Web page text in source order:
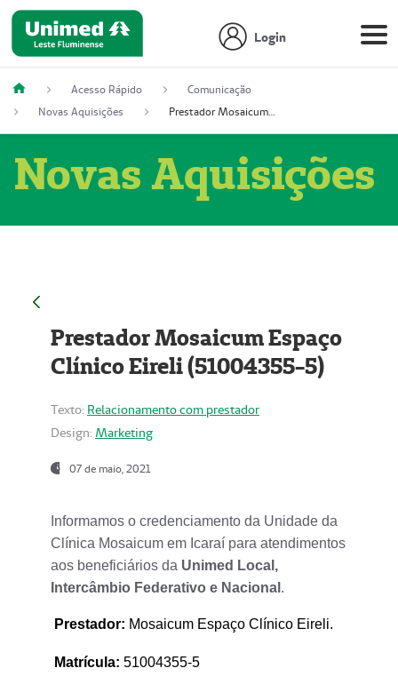
Login
Acesso Rápido
Comunicação
Novas Aquisições
Prestador Mosaicum Espaço Clínico Eireli (51004355-5)
Novas Aquisições
Prestador Mosaicum Espaço
Clínico Eireli (51004355-5)
Texto: Relacionamento com prestador
Design: Marketing
07 de maio, 2021
Informamos o credenciamento da Unidade da
Clínica Mosaicum em Icaraí para atendimentos
aos beneficiários da Unimed Local,
Intercâmbio Federativo e Nacional .
Prestador: Mosaicum Espaço Clínico Eireli.
Matrícula: 51004355-5